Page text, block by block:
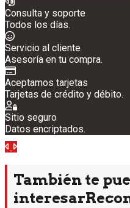
Consulta y soporte
Todos los días.
Servicio al cliente
Asesoría en tu compra.
Aceptamos tarjetas
Tarjetas de crédito y débito.
Sitio seguro
Datos encriptados.
Anterior
Siguiente
También te
interesar